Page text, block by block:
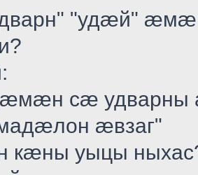
"удæй"
сæ удварны
æвзаг"
кæны уыцы